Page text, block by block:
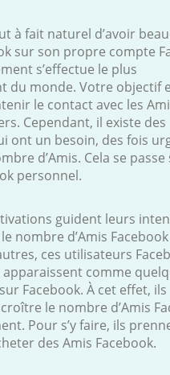
à fait naturel d’avoir
sur son propre compte
s’effectue le plus
du monde. Votre objectif
le contact avec les
Cependant, il existe des
ont un besoin, des fois
d’Amis. Cela se
personnel.
guident leurs
nombre d’Amis
ces utilisateurs
apparaissent comme
Facebook. À cet effet, ils
le nombre d’Amis
Pour s’y faire, ils
des Amis Facebook.